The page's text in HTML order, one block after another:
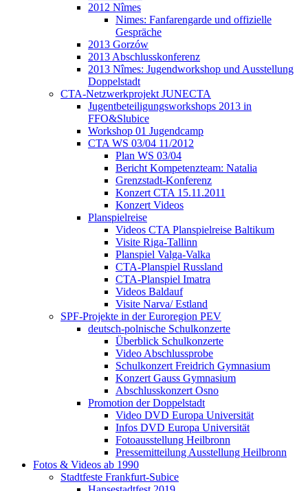
2012 Nîmes
Nimes: Fanfarengarde und offizielle
Gespräche
2013 Gorzów
2013 Abschlusskonferenz
2013 Nîmes: Jugendworkshop und Ausstellung
Doppelstadt
CTA-Netzwerkprojekt JUNECTA
Jugentbeteiligungsworkshops 2013 in
FFO&Slubice
Workshop 01 Jugendcamp
CTA WS 03/04 11/2012
Plan WS 03/04
Bericht Kompetenzteam: Natalia
Grenzstadt-Konferenz
Konzert CTA 15.11.2011
Konzert Videos
Planspielreise
Videos CTA Planspielreise Baltikum
Visite Riga-Tallinn
Planspiel Valga-Valka
CTA-Planspiel Russland
CTA-Planspiel Imatra
Videos Baldauf
Visite Narva/ Estland
SPF-Projekte in der Euroregion PEV
deutsch-polnische Schulkonzerte
Überblick Schulkonzerte
Video Abschlussprobe
Schulkonzert Freidrich Gymnasium
Konzert Gauss Gymnasium
Abschlusskonzert Osno
Promotion der Doppelstadt
Video DVD Europa Universität
Infos DVD Europa Universität
Fotoausstellung Heilbronn
Pressemitteilung Ausstellung Heilbronn
Fotos & Videos ab 1990
Stadtfeste Frankfurt-Subice